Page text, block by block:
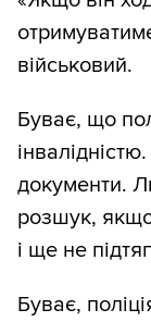
військовий.
Буває, що
документи.
розшук, якщо
і ще не
Буває,